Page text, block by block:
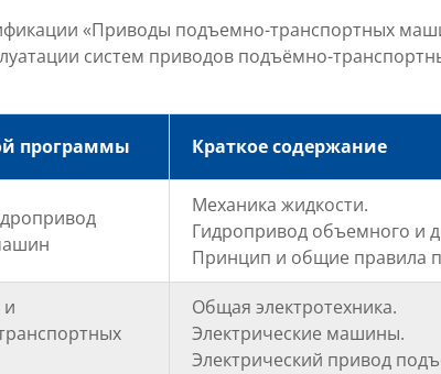
«Приводы подъемно-транспортных
систем приводов подъёмно-
программы Краткое содержание
Механика жидкости.
Гидропривод объемного и
Принцип и общие правила
и
Общая электротехника.
Электрические машины.
Электрический привод